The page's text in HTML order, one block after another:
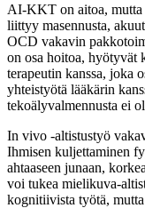
AI-KKT on aitoa, mutta
liittyy masennusta,
OCD vakavin
on osa hoitoa,
terapeutin kanssa, joka
yhteistyötä lääkärin
tekoälyvalmennusta ei
In vivo -altistustyö
Ihmisen kuljettaminen
ahtaaseen junaan,
voi tukea mielikuva-
kognitiivista työtä,